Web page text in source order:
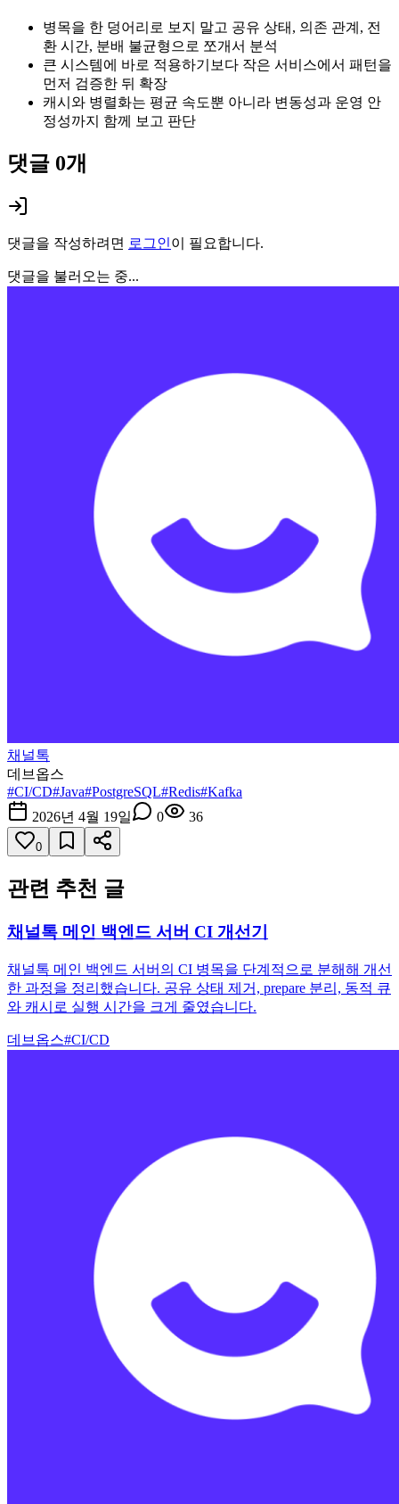
병목을 한 덩어리로 보지 말고 공유 상태, 의존 관계, 전
환 시간, 분배 불균형으로 쪼개서 분석
큰 시스템에 바로 적용하기보다 작은 서비스에서 패턴을
먼저 검증한 뒤 확장
캐시와 병렬화는 평균 속도뿐 아니라 변동성과 운영 안
정성까지 함께 보고 판단
댓글 0개
댓글을 작성하려면 로그인이 필요합니다.
댓글을 불러오는 중...
채널톡
데브옵스
#CI/CD#Java#PostgreSQL#Redis#Kafka
2026년 4월 19일
0 36
0
관련 추천 글
채널톡 메인 백엔드 서버 CI 개선기
채널톡 메인 백엔드 서버의 CI 병목을 단계적으로 분해해 개선
한 과정을 정리했습니다. 공유 상태 제거, prepare 분리, 동적 큐
와 캐시로 실행 시간을 크게 줄였습니다.
데브옵스#CI/CD